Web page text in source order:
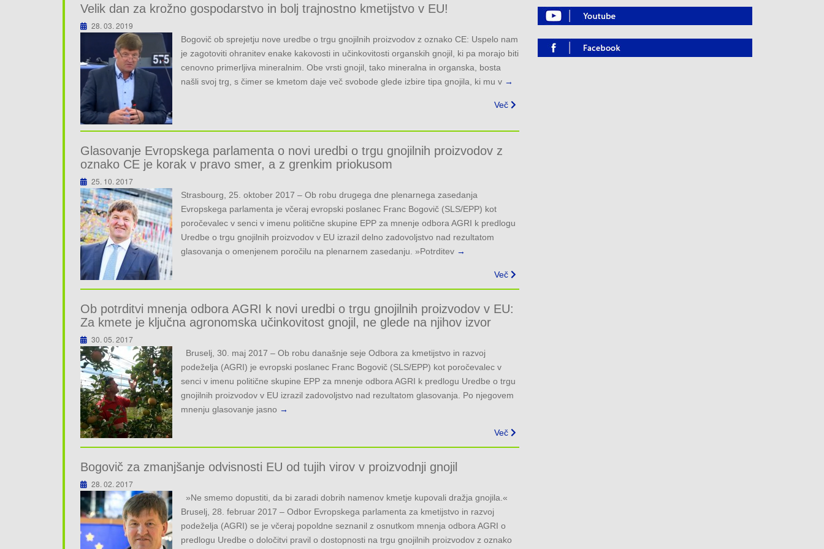
Velik dan za krožno gospodarstvo in bolj trajnostno kmetijstvo v EU!
28. 03. 2019
Bogovič ob sprejetju nove uredbe o trgu gnojilnih proizvodov z oznako CE: Uspelo nam
je zagotoviti ohranitev enake kakovosti in učinkovitosti organskih gnojil, ki pa morajo biti
cenovno primerljiva mineralnim. Obe vrsti gnojil, tako mineralna in organska, bosta
našli svoj trg, s čimer se kmetom daje več svobode glede izbire tipa gnojila, ki mu v →
Več
Glasovanje Evropskega parlamenta o novi uredbi o trgu gnojilnih proizvodov z
oznako CE je korak v pravo smer, a z grenkim priokusom
25. 10. 2017
Strasbourg, 25. oktober 2017 – Ob robu drugega dne plenarnega zasedanja
Evropskega parlamenta je včeraj evropski poslanec Franc Bogovič (SLS/EPP) kot
poročevalec v senci v imenu politične skupine EPP za mnenje odbora AGRI k predlogu
Uredbe o trgu gnojilnih proizvodov v EU izrazil delno zadovoljstvo nad rezultatom
glasovanja o omenjenem poročilu na plenarnem zasedanju. »Potrditev →
Več
Ob potrditvi mnenja odbora AGRI k novi uredbi o trgu gnojilnih proizvodov v EU:
Za kmete je ključna agronomska učinkovitost gnojil, ne glede na njihov izvor
30. 05. 2017
Bruselj, 30. maj 2017 – Ob robu današnje seje Odbora za kmetijstvo in razvoj
podeželja (AGRI) je evropski poslanec Franc Bogovič (SLS/EPP) kot poročevalec v
senci v imenu politične skupine EPP za mnenje odbora AGRI k predlogu Uredbe o trgu
gnojilnih proizvodov v EU izrazil zadovoljstvo nad rezultatom glasovanja. Po njegovem
mnenju glasovanje jasno →
Več
Bogovič za zmanjšanje odvisnosti EU od tujih virov v proizvodnji gnojil
28. 02. 2017
»Ne smemo dopustiti, da bi zaradi dobrih namenov kmetje kupovali dražja gnojila.«
Bruselj, 28. februar 2017 – Odbor Evropskega parlamenta za kmetijstvo in razvoj
podeželja (AGRI) se je včeraj popoldne seznanil z osnutkom mnenja odbora AGRI o
predlogu Uredbe o določitvi pravil o dostopnosti na trgu gnojilnih proizvodov z oznako